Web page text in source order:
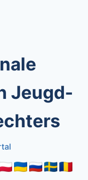
Jeugd-